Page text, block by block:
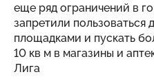
еще ряд ограничений в
запретили пользоваться
площадками и пускать
10 кв м в магазины и
Лига